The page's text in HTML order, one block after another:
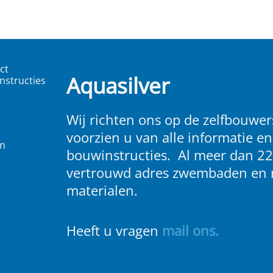
Aquasilver
Wij richten ons op de
voorzien u van alle informatie en
bouwinstructies. Al meer dan
vertrouwd adres zwembaden en
materialen.
Heeft u vragen mail ons.